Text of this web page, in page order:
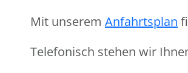
Mit unserem Anfahrtsplan
Telefonisch stehen wir